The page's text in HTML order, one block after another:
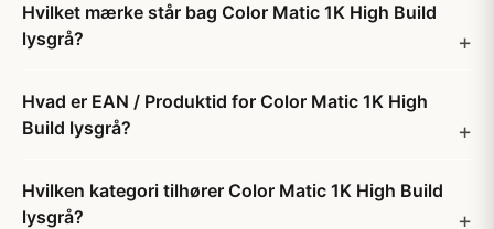
Hvilket mærke står bag Color Matic 1K High Build
lysgrå?
Hvad er EAN / Produktid for Color Matic 1K High
Build lysgrå?
Hvilken kategori tilhører Color Matic 1K High Build
lysgrå?